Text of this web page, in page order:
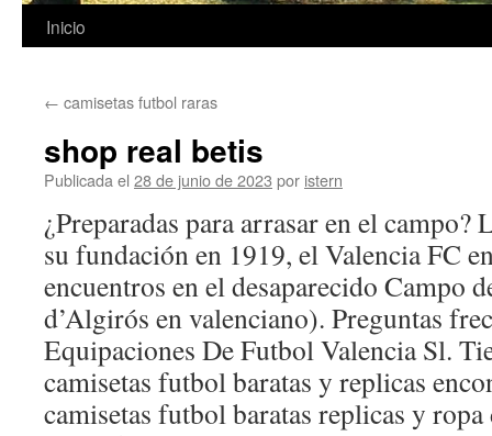
Saltar
contenido
Inicio
← camisetas futbol raras
shop real betis
Publicada el 28 de junio de 2023 por istern
¿Preparadas para arrasar en el campo?
su fundación en 1919, el Valencia FC
encuentros en el desaparecido Campo
d’Algirós en valenciano). Preguntas
Equipaciones De Futbol Valencia Sl.
camisetas futbol baratas y replicas
camisetas futbol baratas replicas y